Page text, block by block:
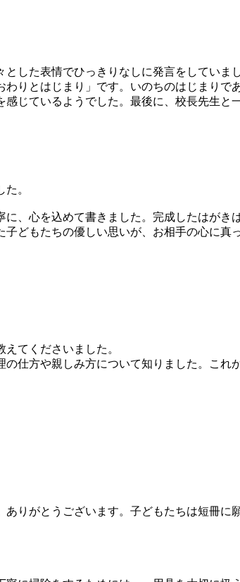
した表情でひっきりなしに発言をしていま
りとはじまり」です。いのちのはじまりで
じているようでした。最後に、校長先生と
。
、心を込めて書きました。完成したはがき
どもたちの優しい思いが、お相手の心に真
てくださいました。
仕方や親しみ方について知りました。これ
りがとうございます。子どもたちは短冊に